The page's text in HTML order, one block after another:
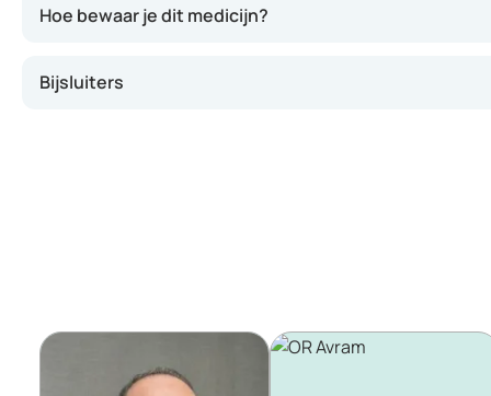
Hoe bewaar je dit medicijn?
Bijsluiters